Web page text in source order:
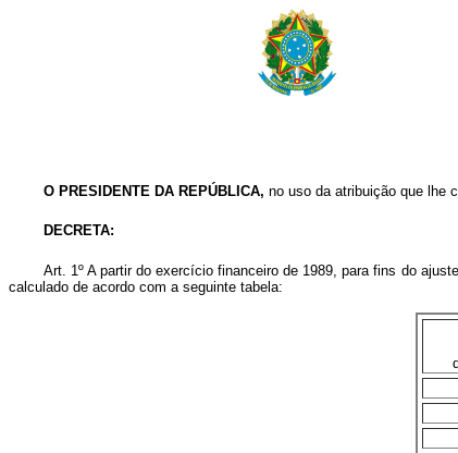
O PRESIDENTE DA REPÚBLICA, no uso da atribuição que lhe
DECRETA:
Art. 1º A partir do exercício financeiro de 1989, para fins do
calculado de acordo com a seguinte tabela: